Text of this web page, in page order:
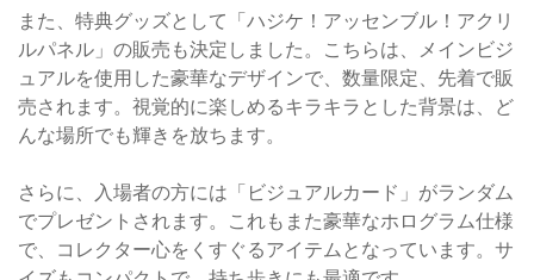
また、特典グッズとして「ハジケ！アッセンブル！アクリ
ルパネル」の販売も決定しました。こちらは、メインビジ
ュアルを使用した豪華なデザインで、数量限定、先着で販
売されます。視覚的に楽しめるキラキラとした背景は、ど
んな場所でも輝きを放ちます。
さらに、入場者の方には「ビジュアルカード」がランダム
でプレゼントされます。これもまた豪華なホログラム仕様
で、コレクター心をくすぐるアイテムとなっています。サ